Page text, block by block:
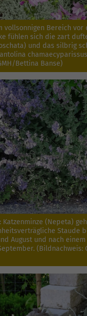
vollsonnigen Bereich vor
fühlen sich die zart
und das silbrig
Bettina Banse)
Katzenminze (Nepeta)
Staude
August und nach
(Bildnachweis: